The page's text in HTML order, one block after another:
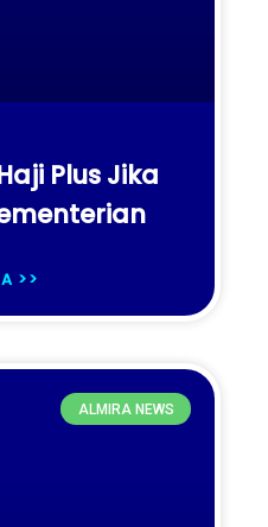
Plus Jika
>>
ALMIRA NEWS